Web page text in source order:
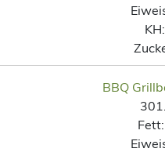
KH:
BBQ
Fett: